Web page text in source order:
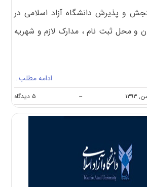
و پذیرش دانشگاه آزاد اسلامی در
و محل ثبت نام ، مدارک لازم و شهریه
ادامه مطلب…
-- ۵ دیدگاه
on
راهنمای
پذیرفته